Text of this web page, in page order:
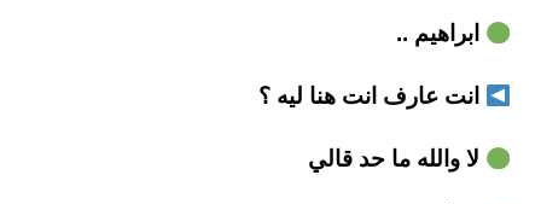
ابراهيم ..
انت عارف انت هنا ليه ؟
لا والله ما حد قالي